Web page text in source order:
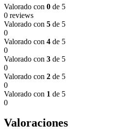
Valorado con 0 de 5
0 reviews
Valorado con 5 de 5
0
Valorado con 4 de 5
0
Valorado con 3 de 5
0
Valorado con 2 de 5
0
Valorado con 1 de 5
0
Valoraciones